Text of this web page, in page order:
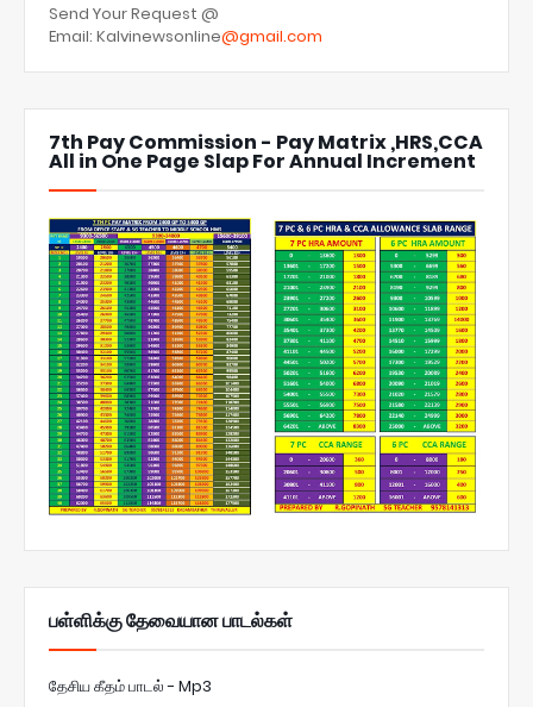
Send Your Request @
Email: Kalvinewsonline@gmail.com
7th Pay Commission - Pay Matrix ,HRS,CCA
All in One Page Slap For Annual Increment
பள்ளிக்கு தேவையான பாடல்கள்
தேசிய கீதம் பாடல் - Mp3